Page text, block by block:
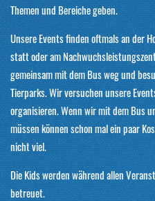
Themen und Bereiche geben.
Unsere Events finden oftmals an der
statt oder am
gemeinsam mit dem Bus weg und
Tierparks. Wir versuchen unsere
organisieren. Wenn wir mit dem Bus
müssen können schon mal ein paar
nicht viel.
Die Kids werden während allen
betreuet.